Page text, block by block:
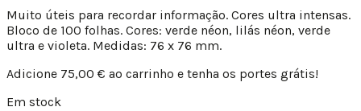
Muito úteis para recordar informação. Cores ultra intensas.
Bloco de 100 folhas. Cores: verde néon, lilás néon, verde
ultra e violeta. Medidas: 76 x 76 mm.
Adicione 75,00 € ao carrinho e tenha os portes grátis!
Em stock